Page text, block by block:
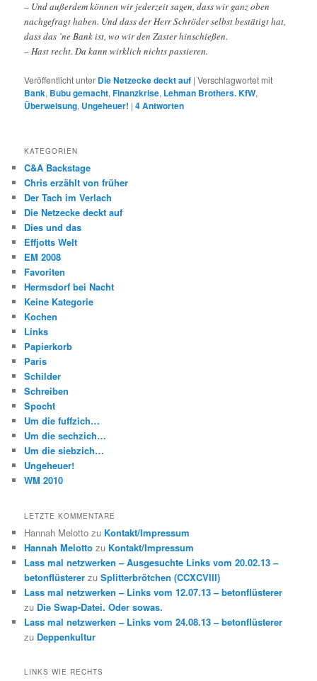
– Und außerdem können wir jederzeit sagen, dass wir ganz oben
nachgefragt haben. Und dass der Herr Schröder selbst bestätigt hat,
dass das ’ne Bank ist, wo wir den Zaster hinschießen.
– Hast recht. Da kann wirklich nichts passieren.
Veröffentlicht unter Die Netzecke deckt auf |Verschlagwortet mit
Bank, Bubu gemacht,Finanzkrise, Lehman Brothers. KfW,
Überweisung, Ungeheuer! |4Antworten
KATEGORIEN
C&A Backstage
Chris erzählt von früher
Der Tach im Verlach
Die Netzecke deckt auf
Dies und das
Effjotts Welt
EM 2008
Favoriten
Hermsdorf bei Nacht
Keine Kategorie
Kochen
Links
Papierkorb
Paris
Schilder
Schreiben
Spocht
Um die fuffzich…
Um die sechzich…
Um die siebzich…
Ungeheuer!
WM 2010
LETZTE KOMMENTARE
Hannah Melotto zu Kontakt/Impressum
Hannah Melotto zu Kontakt/Impressum
Lass mal netzwerken – Ausgesuchte Links vom 20.02.13 –
betonflüsterer zuSplitterbrötchen (CCXCVIII)
Lass mal netzwerken – Links vom 12.07.13 – betonflüsterer
zu Die Swap-Datei. Oder sowas.
Lass mal netzwerken – Links vom 24.08.13 – betonflüsterer
zu Deppenkultur
LINKS WIE RECHTS